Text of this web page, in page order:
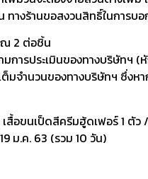
ทางร้านขอสงวนสิทธิ์ในการบ
ณ 2 ต่อชิ้น
ารประเมินของทางบริษัทฯ (
ำนวนของทางบริษัทฯ ซึ่งหา
เสื้อขนเป็ดสีครีมฮู้ดเฟอร์ 1 ตั
ม.ค. 63 (รวม 10 วัน)